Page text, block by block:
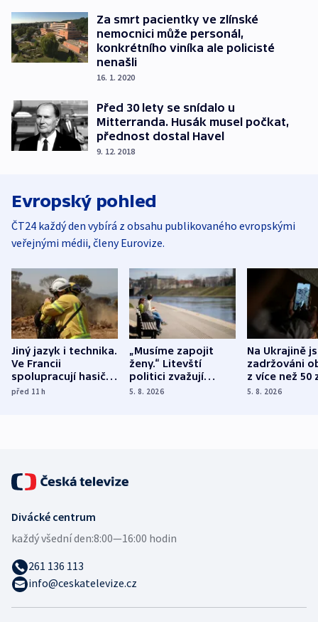
Za smrt pacientky ve zlínské
nemocnici může personál,
konkrétního viníka ale policisté
nenašli
16. 1. 2020
Před 30 lety se snídalo u
Mitterranda. Husák musel počkat,
přednost dostal Havel
9. 12. 2018
Evropský pohled
ČT24 každý den vybírá z obsahu publikovaného evropskými
veřejnými médii, členy Eurovize.
Jiný jazyk i technika.
Ve Francii
spolupracují hasiči z
různých zemí
před 11h
„Musíme zapojit
ženy.“ Litevští
politici zvažují
dohodu o
5. 8. 2026
Na Ukrajině
zadržováni
z více než 50
Bojovali na
5. 8. 2026
Divácké centrum
každý všední den:8:00—16:00 hodin
261 136 113
info@ceskatelevize.cz